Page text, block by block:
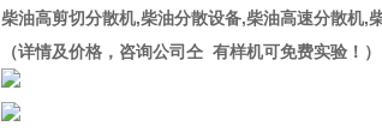
柴油高剪切分散机,柴油分散设备,柴油高速分散机,
（详情及价格，咨询公司仝 有样机可免费实验！）